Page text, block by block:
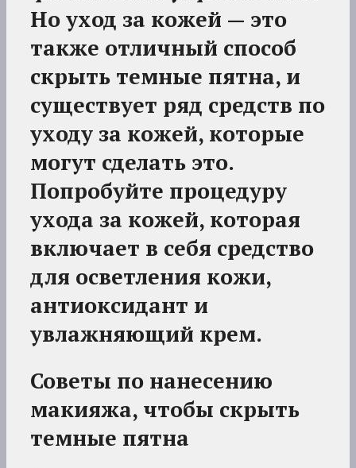
Но уход за кожей — это
также отличный способ
скрыть темные пятна, и
существует ряд средств по
уходу за кожей, которые
могут сделать это.
Попробуйте процедуру
ухода за кожей, которая
включает в себя средство
для осветления кожи,
антиоксидант и
увлажняющий крем.
Советы по нанесению
макияжа, чтобы скрыть
темные пятна